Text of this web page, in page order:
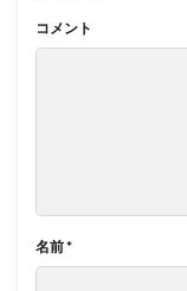
コメント
名前*